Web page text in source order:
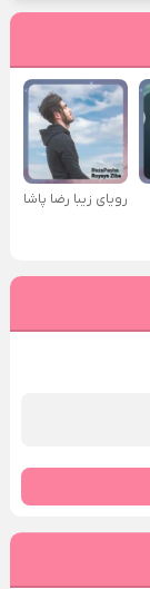
رویای زیبا رضا پاشا